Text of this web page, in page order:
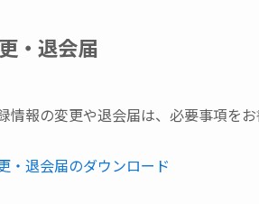
・退会届
情報の変更や退会届は、必要事項を
・退会届のダウンロード